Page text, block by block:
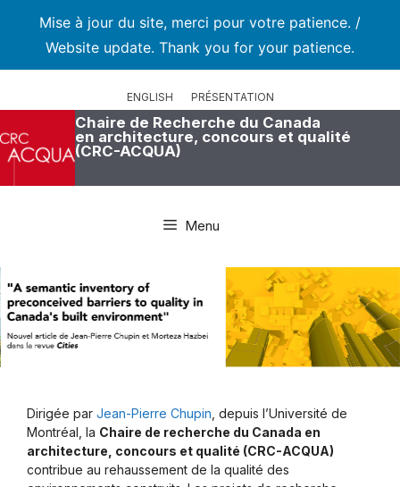
Mise à jour du site, merci pour votre patience. /
Website update. Thank you for your patience.
ENGLISH PRÉSENTATION
Chaire de Recherche du Canada
en architecture, concours et qualité
(CRC-ACQUA)
Menu
Dirigée par Jean-Pierre Chupin , depuis l’Université de
Montréal, la Chaire de recherche du Canada en
architecture, concours et qualité (CRC-ACQUA)
contribue au rehaussement de la qualité des